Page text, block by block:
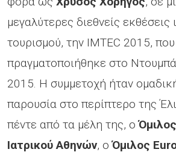
μεγαλύτερες διεθνείς εκθέσεις
τουρισμού, την IMTEC 2015, που
πραγματοποιήθηκε στο
2015. Η συμμετοχή ήταν
παρουσία στο περίπτερο της
πέντε από τα μέλη της, ο
Ιατρικού Αθηνών, οΌμιλος